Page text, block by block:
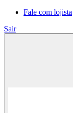
Fale com lojista
Sair